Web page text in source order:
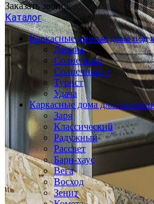
Заказать звонок
Каталог
Каркасные дачные дома под
Дачник
Солнечный
Солнечный +
Турист
Удача
Каркасные дома для
Заря
Классический
Радужный
Рассвет
Барн-хаус
Вега
Восход
Зенит